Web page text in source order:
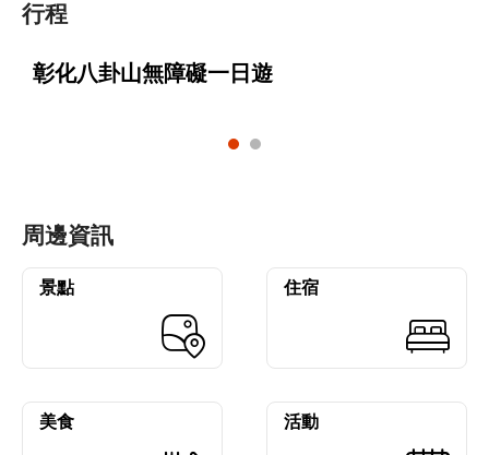
行程
彰化八卦山無障礙一日遊
周邊資訊
景點 住宿
美食 活動